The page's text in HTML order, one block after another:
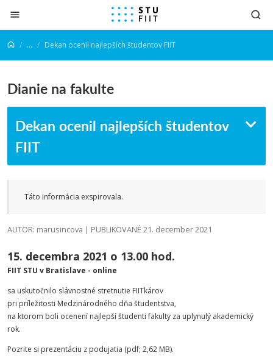
Prejsť na obsah
... Dekan ocenil najlepších študentov FIIT
Dianie na fakulte
Dekan ocenil najlepších študentov
FIIT
Táto informácia exspirovala.
AUTOR: marusincova | PUBLIKOVANÉ 21. december 2021
15. decembra 2021 o 13.00 hod.
FIIT STU v Bratislave - online
sa uskutočnilo slávnostné stretnutie FIITkárov
pri príležitosti Medzinárodného dňa študentstva,
na ktorom boli ocenení najlepší študenti fakulty za uplynulý akademický
rok.
Pozrite si prezentáciu z podujatia (pdf; 2,62 MB).